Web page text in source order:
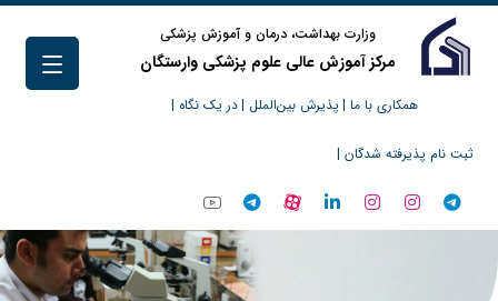
وزارت بهداشت، درمان و آموزش پزشکی
مرکز آموزش عالی علوم پزشکی وارستگان
همکاری با ما | پذیرش بین‌الملل |در یک نگاه |
ثبت نام پذیرفته شدگان |